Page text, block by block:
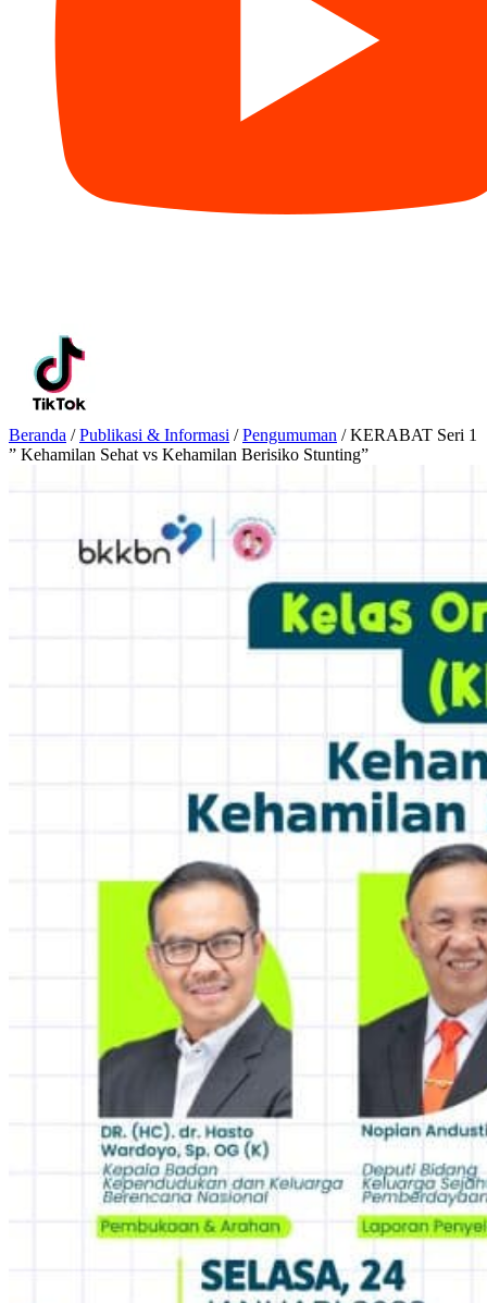
Beranda / Publikasi & Informasi / Pengumuman / KERABAT Seri 1
” Kehamilan Sehat vs Kehamilan Berisiko Stunting”